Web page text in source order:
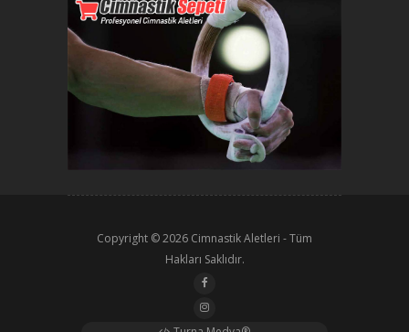
Copyright © 2026 Cimnastik Aletleri - Tüm
Hakları Saklıdır.